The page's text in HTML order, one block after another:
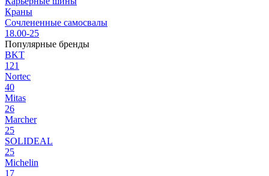
Краны
Сочлененные самосвалы
18.00-25
Популярные бренды
BKT
121
Nortec
40
Mitas
26
Marcher
25
SOLIDEAL
25
Michelin
17